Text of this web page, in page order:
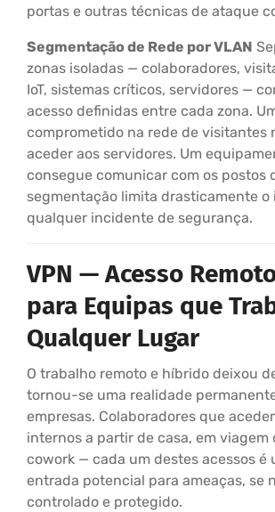
portas e outras técnicas de ataque
Segmentação de Rede por VLAN
zonas isoladas — colaboradores,
IoT, sistemas críticos, servidores —
acesso definidas entre cada zona.
comprometido na rede de visitantes
aceder aos servidores. Um
consegue comunicar com os postos
segmentação limita drasticamente o
qualquer incidente de segurança.
VPN — Acesso
para Equipas que
Qualquer Lugar
O trabalho remoto e híbrido deixou
tornou-se uma realidade
empresas. Colaboradores que
internos a partir de casa, em viagem
cowork — cada um destes acessos é
entrada potencial para ameaças, se
controlado e protegido.